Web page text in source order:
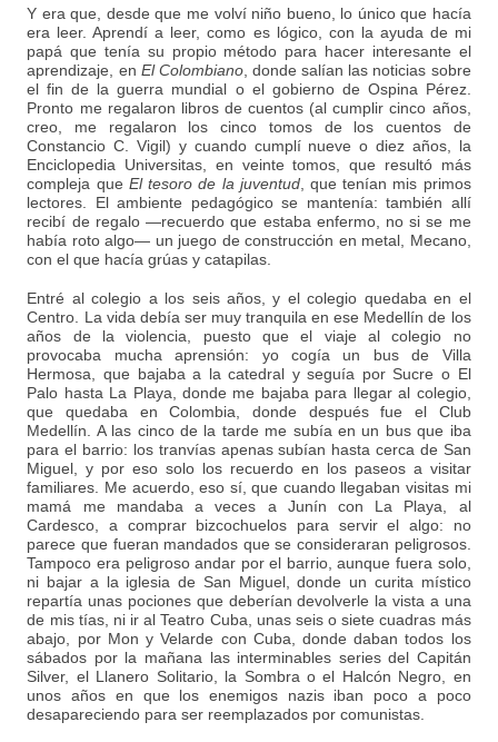
Y era que, desde que me volví niño bueno, lo único que hacía
era leer. Aprendí a leer, como es lógico, con la ayuda de mi
papá que tenía su propio método para hacer interesante el
aprendizaje, en El Colombiano, donde salían las noticias sobre
el fin de la guerra mundial o el gobierno de Ospina Pérez.
Pronto me regalaron libros de cuentos (al cumplir cinco años,
creo, me regalaron los cinco tomos de los cuentos de
Constancio C. Vigil) y cuando cumplí nueve o diez años, la
Enciclopedia Universitas, en veinte tomos, que resultó más
compleja que El tesoro de la juventud, que tenían mis primos
lectores. El ambiente pedagógico se mantenía: también allí
recibí de regalo —recuerdo que estaba enfermo, no si se me
había roto algo— un juego de construcción en metal, Mecano,
con el que hacía grúas y catapilas.
Entré al colegio a los seis años, y el colegio quedaba en el
Centro. La vida debía ser muy tranquila en ese Medellín de los
años de la violencia, puesto que el viaje al colegio no
provocaba mucha aprensión: yo cogía un bus de Villa
Hermosa, que bajaba a la catedral y seguía por Sucre o El
Palo hasta La Playa, donde me bajaba para llegar al colegio,
que quedaba en Colombia, donde después fue el Club
Medellín. A las cinco de la tarde me subía en un bus que iba
para el barrio: los tranvías apenas subían hasta cerca de San
Miguel, y por eso solo los recuerdo en los paseos a visitar
familiares. Me acuerdo, eso sí, que cuando llegaban visitas mi
mamá me mandaba a veces a Junín con La Playa, al
Cardesco, a comprar bizcochuelos para servir el algo: no
parece que fueran mandados que se consideraran peligrosos.
Tampoco era peligroso andar por el barrio, aunque fuera solo,
ni bajar a la iglesia de San Miguel, donde un curita místico
repartía unas pociones que deberían devolverle la vista a una
de mis tías, ni ir al Teatro Cuba, unas seis o siete cuadras más
abajo, por Mon y Velarde con Cuba, donde daban todos los
sábados por la mañana las interminables series del Capitán
Silver, el Llanero Solitario, la Sombra o el Halcón Negro, en
unos años en que los enemigos nazis iban poco a poco
desapareciendo para ser reemplazados por comunistas.